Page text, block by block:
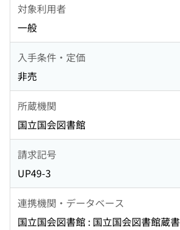
対象利用者
一般
入手条件・定価
非売
所蔵機関
国立国会図書館
請求記号
UP49-3
連携機関・データベース
国立国会図書館 : 国立国会図書館蔵書